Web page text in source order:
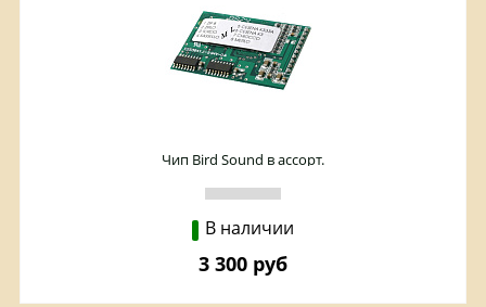
Чип Bird Sound в ассорт.
В наличии
3 300 руб